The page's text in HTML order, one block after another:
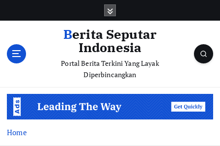
Berita Seputar
Indonesia
Portal Berita Terkini Yang Layak
Diperbincangkan
Home